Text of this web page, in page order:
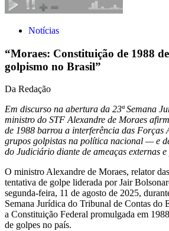
Notícias
“Moraes: Constituição de 1988
golpismo no Brasil”
Da Redação
Em discurso na abertura da 23ª Semana
ministro do STF Alexandre de Moraes
de 1988 barrou a interferência das Forças
grupos golpistas na política nacional — e
do Judiciário diante de ameaças externas
O ministro Alexandre de Moraes, relator
tentativa de golpe liderada por Jair
segunda-feira, 11 de agosto de 2025,
Semana Jurídica do Tribunal de Contas do
a Constituição Federal promulgada em
de golpes no país.